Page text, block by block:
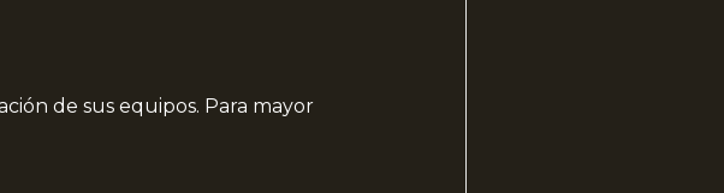
de sus equipos. Para mayor